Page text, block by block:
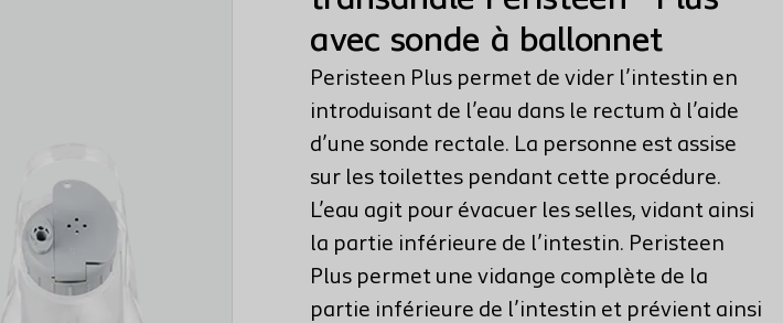
avec sonde à ballonnet
Peristeen Plus permet de vider l’intestin en
introduisant de l’eau dans le rectum à l’aide
d’une sonde rectale. La personne est assise
sur les toilettes pendant cette procédure.
L’eau agit pour évacuer les selles, vidant ainsi
la partie inférieure de l’intestin. Peristeen
Plus permet une vidange complète de la
partie inférieure de l’intestin et prévient ainsi